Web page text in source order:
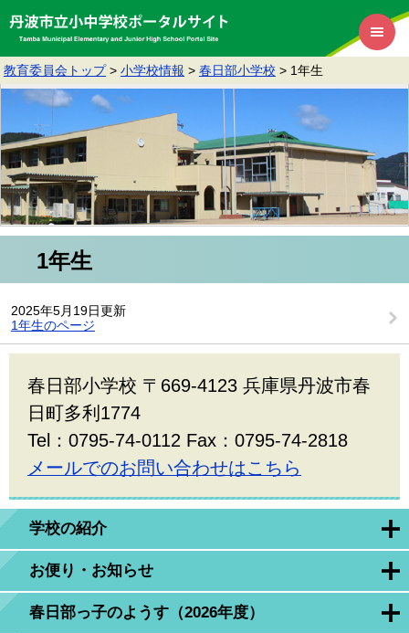
教育委員会トップ > 小学校情報 > 春日部小学校 > 1年生
学校の紹介
お便り・お知らせ
春日部っ子のようす（2026年度）
1年生
2025年5月19日更新
1年生のページ
春日部小学校 〒669-4123 兵庫県丹波市春
日町多利1774
Tel：0795-74-0112 Fax：0795-74-2818
メールでのお問い合わせはこちら